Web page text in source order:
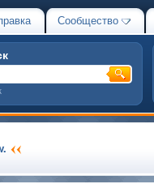
Сообщество